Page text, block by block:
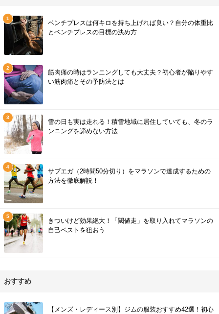
ベンチプレスは何キロを持ち上げれば良い？自分の体重比
とベンチプレスの目標の決め方
筋肉痛の時はランニングしても大丈夫？初心者が陥りやす
い筋肉痛とその予防法とは
雪の日も実は走れる！積雪地域に居住していても、冬のラ
ンニングを諦めない方法
サブエガ（2時間50分切り）をマラソンで達成するための
方法を徹底解説！
きついけど効果絶大！「閾値走」を取り入れてマラソンの
自己ベストを狙おう
おすすめ
【メンズ・レディース別】ジムの服装おすすめ42選！初心